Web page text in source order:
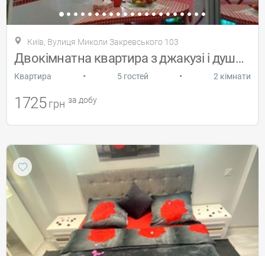
Київ, Вулиця Миколи Закревського 103
Двокімнатна квартира з джакузі і душем
Квартира • 5 гостей • 2 кімнати
1725 грн за добу